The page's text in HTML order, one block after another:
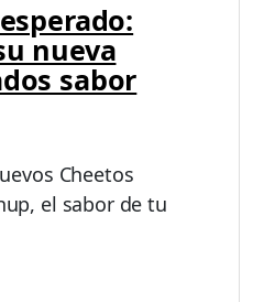
nueva
sabor
Cheetos
el sabor de tu